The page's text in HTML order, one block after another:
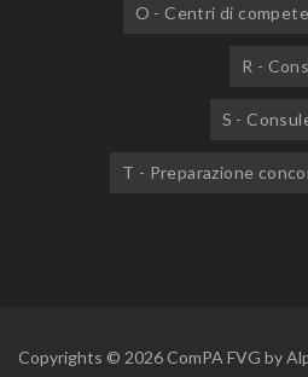
O - Centri di
R -
S -
T - Preparazione
Copyrights © 2026 ComPA FVG by